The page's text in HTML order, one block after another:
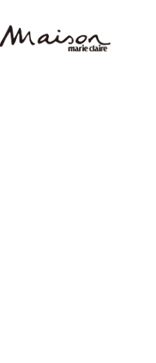
to
main